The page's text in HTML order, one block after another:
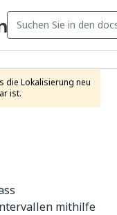
die Lokalisierung neu
ist.
mithilfe